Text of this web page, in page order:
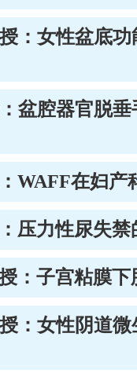
：女性盆底
盆腔器官脱
WAFF在妇产
压力性尿失
：子宫粘膜
：女性阴道